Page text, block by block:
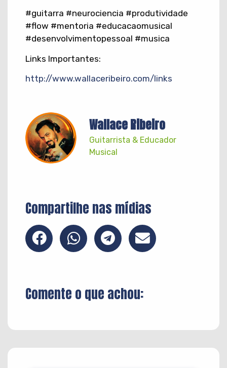
​#guitarra #neurociencia #produtividade
#flow #mentoria #educacaomusical
#desenvolvimentopessoal #musica
​Links Importantes:
http://www.wallaceribeiro.com/links
Wallace Ribeiro
Guitarrista & Educador
Musical
Compartilhe nas mídias
Comente o que achou: